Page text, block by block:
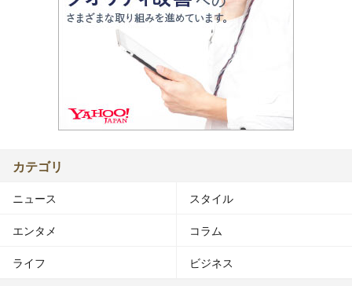
カテゴリ
ニュース スタイル
エンタメ コラム
ライフ ビジネス